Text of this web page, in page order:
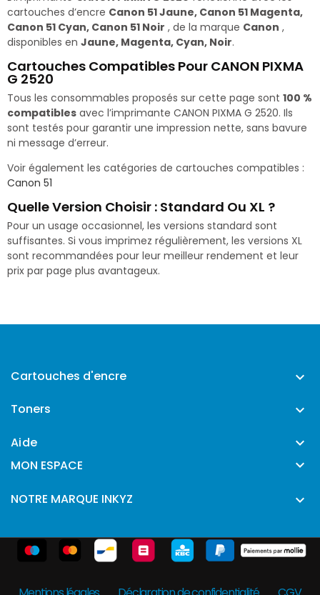
cartouches d’encre Canon 51 Jaune, Canon 51 Magenta,
Canon 51 Cyan, Canon 51 Noir , de la marque Canon ,
disponibles en Jaune, Magenta, Cyan, Noir.
Cartouches Compatibles Pour CANON PIXMA
G 2520
Tous les consommables proposés sur cette page sont 100 %
compatibles avec l’imprimante CANON PIXMA G 2520. Ils
sont testés pour garantir une impression nette, sans bavure
ni message d’erreur.
Voir également les catégories de cartouches compatibles :
Canon 51
Quelle Version Choisir : Standard Ou XL ?
Pour un usage occasionnel, les versions standard sont
suffisantes. Si vous imprimez régulièrement, les versions XL
sont recommandées pour leur meilleur rendement et leur
prix par page plus avantageux.
Cartouches d'encre 
Toners 
Aide 
MON ESPACE 
NOTRE MARQUE INKYZ 